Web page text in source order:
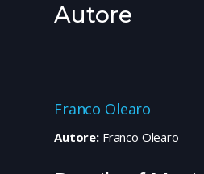
Autore
Franco Olearo
Autore:Franco Olearo